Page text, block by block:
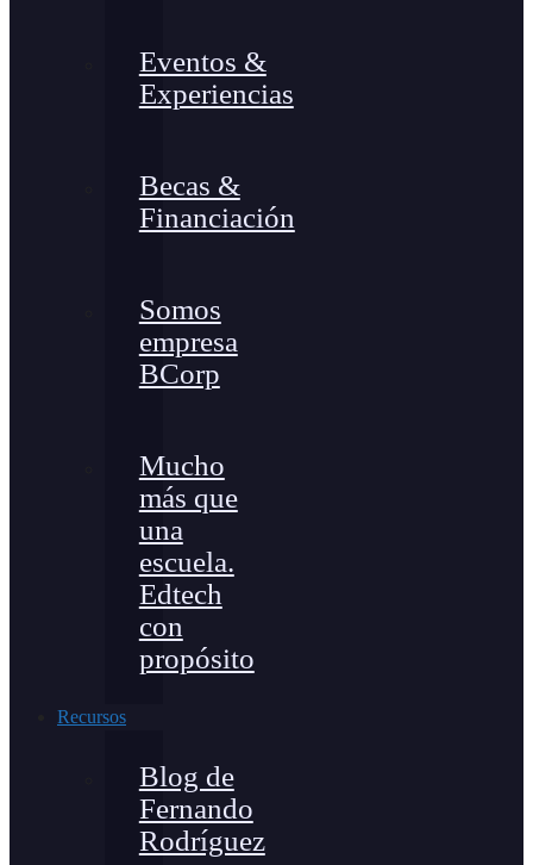
Eventos &
Experiencias
Becas &
Financiación
Somos
empresa
BCorp
Mucho
más que
una
escuela.
Edtech
con
propósito
Recursos
Blog de
Fernando
Rodríguez